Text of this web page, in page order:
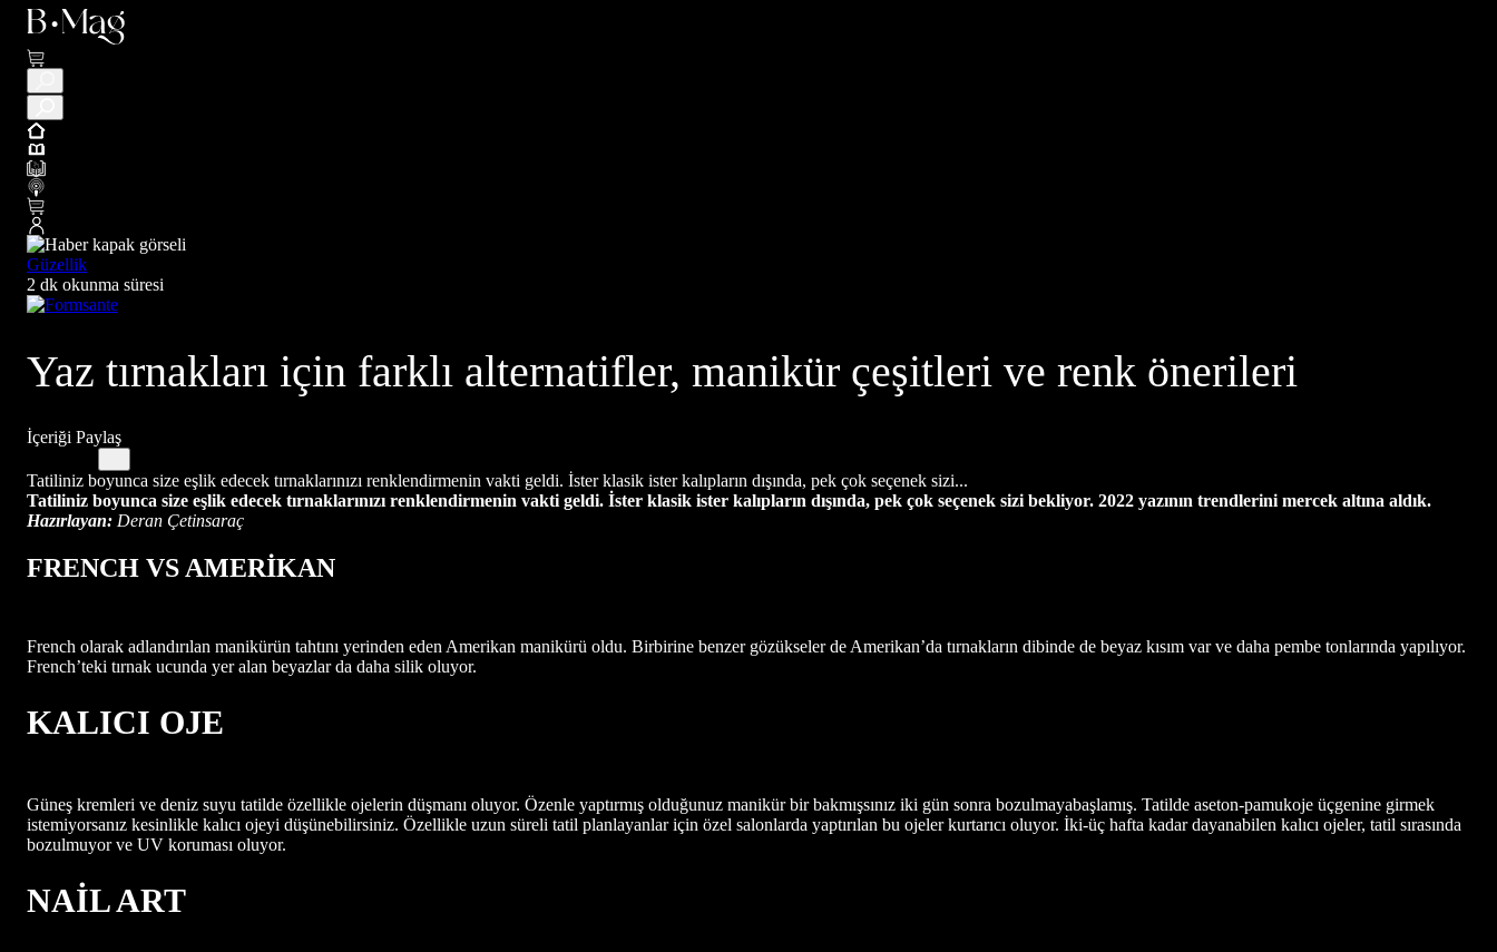
Güzellik
2 dk okunma süresi
Yaz tırnakları için farklı alternatifler, manikür çeşitleri ve renk önerileri
İçeriği Paylaş
Tatiliniz boyunca size eşlik edecek tırnaklarınızı renklendirmenin vakti geldi. İster klasik ister kalıpların dışında, pek çok seçenek sizi...
Tatiliniz boyunca size eşlik edecek tırnaklarınızı renklendirmenin vakti geldi. İster klasik ister kalıpların dışında, pek çok seçenek sizi bekliyor. 2022 yazının trendlerini mercek altına aldık.
Hazırlayan: Deran Çetinsaraç
FRENCH VS AMERİKAN
French olarak adlandırılan manikürün tahtını yerinden eden Amerikan manikürü oldu. Birbirine benzer gözükseler de Amerikan’da tırnakların dibinde de beyaz kısım var ve daha pembe tonlarında yapılıyor.
French’teki tırnak ucunda yer alan beyazlar da daha silik oluyor.
KALICI OJE
Güneş kremleri ve deniz suyu tatilde özellikle ojelerin düşmanı oluyor. Özenle yaptırmış olduğunuz manikür bir bakmışsınız iki gün sonra bozulmayabaşlamış. Tatilde aseton-pamukoje üçgenine girmek
istemiyorsanız kesinlikle kalıcı ojeyi düşünebilirsiniz. Özellikle uzun süreli tatil planlayanlar için özel salonlarda yaptırılan bu ojeler kurtarıcı oluyor. İki-üç hafta kadar dayanabilen kalıcı ojeler, tatil sırasında
bozulmuyor ve UV koruması oluyor.
NAİL ART